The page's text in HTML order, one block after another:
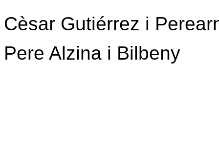
Cèsar Gutiérrez i
Pere Alzina i Bilbeny